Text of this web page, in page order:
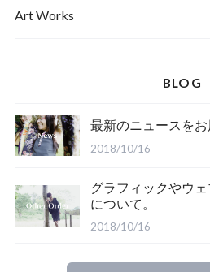
Ladies
Art Works
BLOG
最新のニュースをお
2018/10/16
グラフィックやウ
について。
2018/10/16